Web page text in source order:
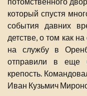
который спустя
события давних
детстве, о том как
на службу в
отправили в еще
крепость.
Иван Кузьмич